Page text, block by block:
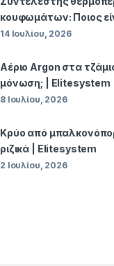
κουφωμάτων: Ποιος
14 Ιουλίου, 2026
Αέριο Argon στα
μόνωση; | Elitesystem
8 Ιουλίου, 2026
Κρύο από
ριζικά | Elitesystem
2 Ιουλίου, 2026